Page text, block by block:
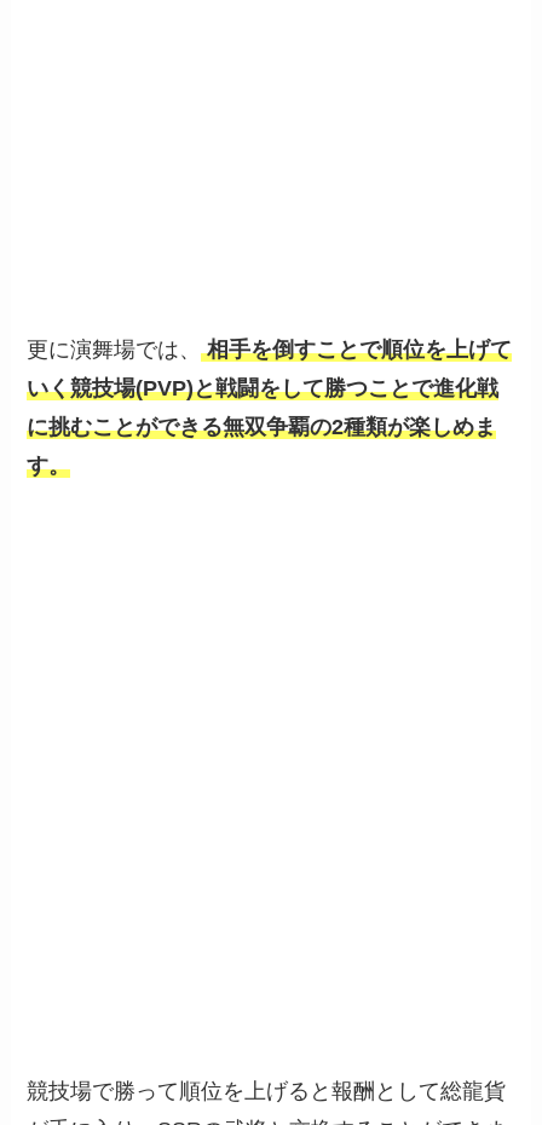
更に演舞場では、 相手を倒すことで順位を上げて
いく競技場(PVP)と戦闘をして勝つことで進化戦
に挑むことができる無双争覇の2種類が楽しめま
す。
競技場で勝って順位を上げると報酬として総龍貨